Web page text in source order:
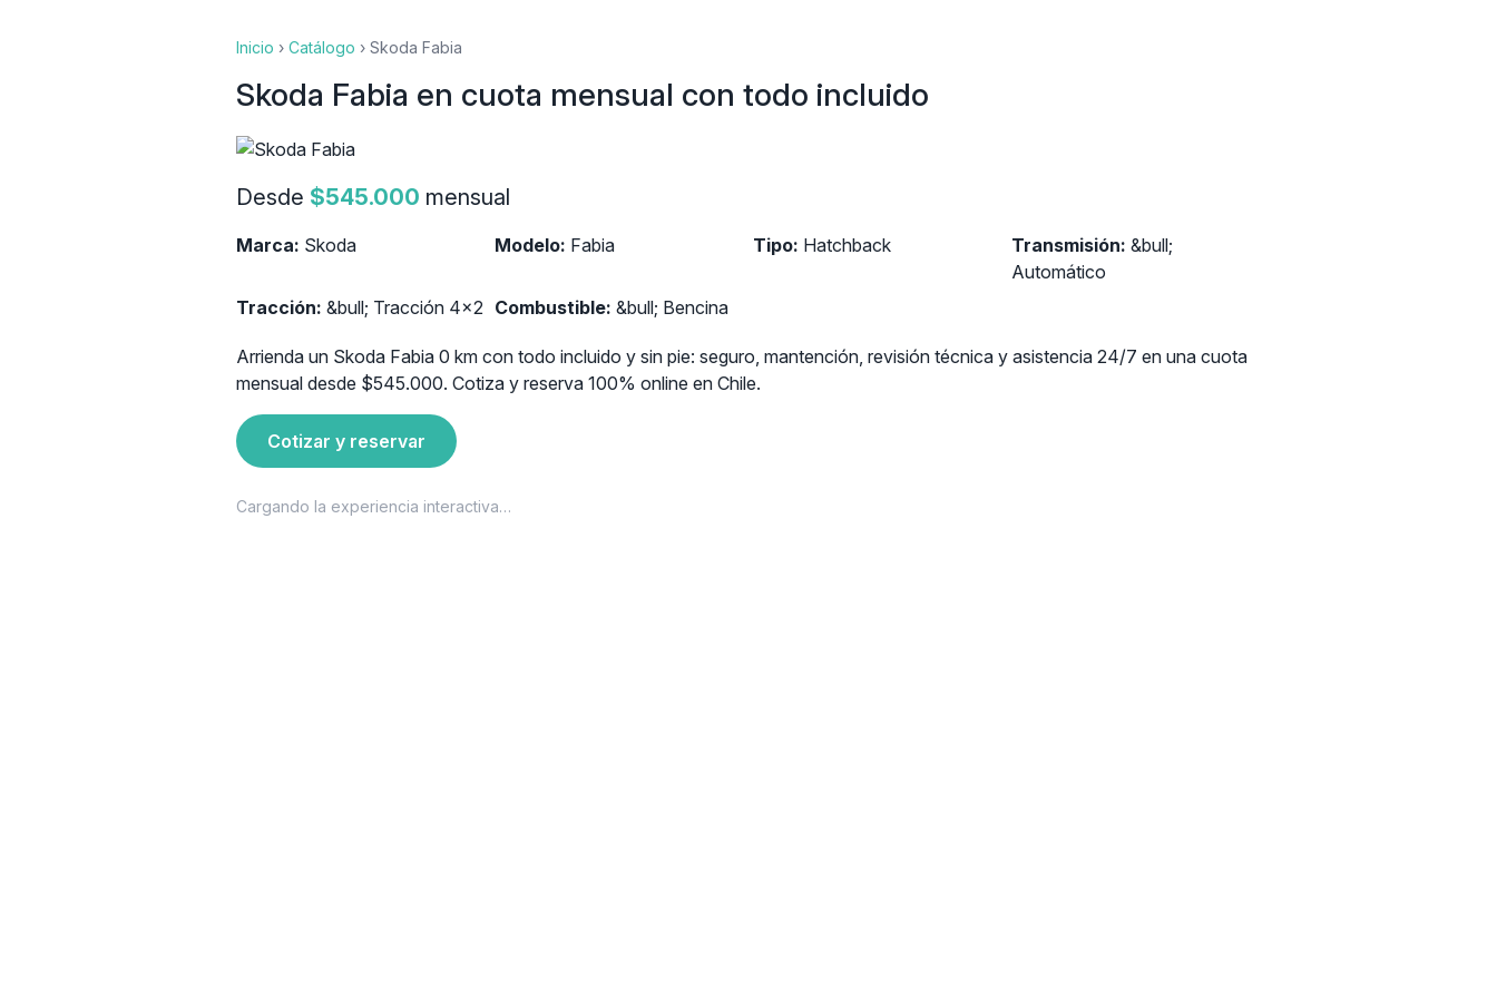
Inicio › Catálogo › Skoda Fabia
Skoda Fabia en cuota mensual con todo incluido
Desde $545.000 mensual
Marca: Skoda Modelo: Fabia Tipo: Hatchback Transmisión: &bull;
Automático
Tracción: &bull; Tracción 4x2 Combustible: &bull; Bencina
Arrienda un Skoda Fabia 0 km con todo incluido y sin pie: seguro, mantención, revisión técnica y asistencia 24/7 en una cuota
mensual desde $545.000. Cotiza y reserva 100% online en Chile.
Cotizar y reservar
Cargando la experiencia interactiva…